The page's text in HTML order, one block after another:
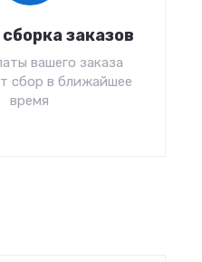
заказов
вашего заказа
сбор в ближайшее
время